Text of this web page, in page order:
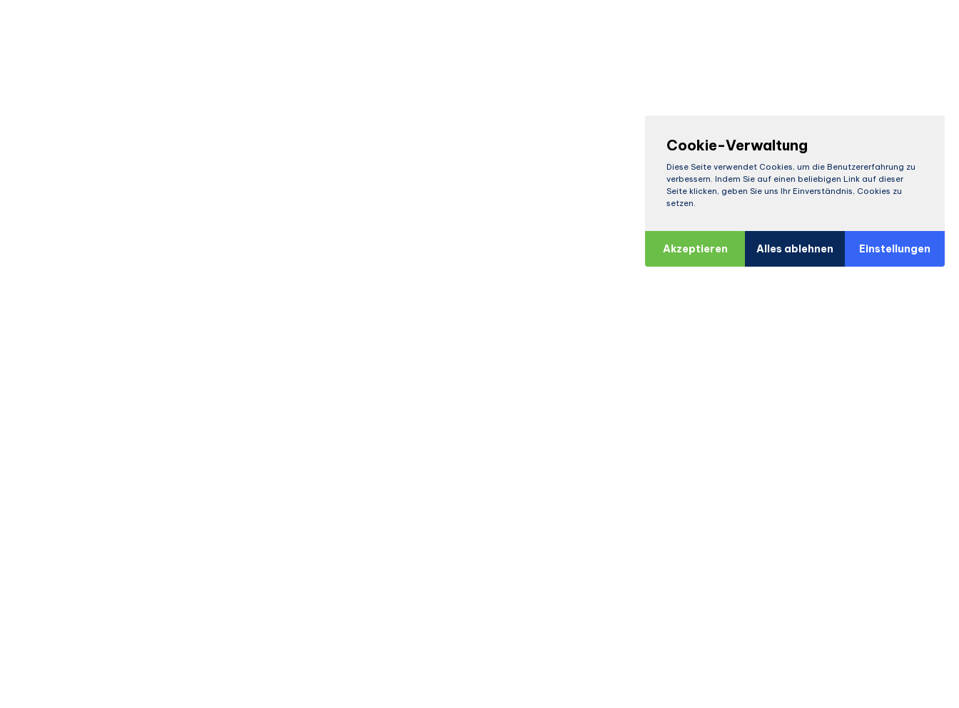
Cookie-Verwaltung
Diese Seite verwendet Cookies, um die Benutzererfahrung zu
verbessern. Indem Sie auf einen beliebigen Link auf dieser
Seite klicken, geben Sie uns Ihr Einverständnis, Cookies zu
setzen.
Akzeptieren Alles ablehnen Einstellungen